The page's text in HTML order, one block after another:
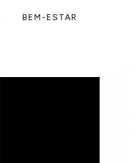
BEM-ESTAR